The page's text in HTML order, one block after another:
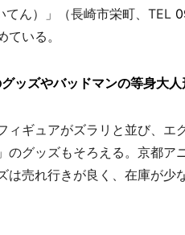
てん）」（長崎市栄町、TEL
いる。
ッズやバッドマンの等身大人
ギュアがズラリと並び、エ
のグッズもそろえる。京都ア
は売れ行きが良く、在庫が少